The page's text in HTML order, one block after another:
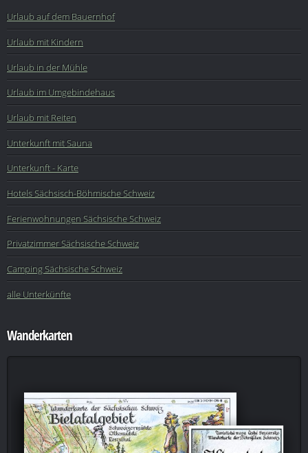
Urlaub auf dem Bauernhof
Urlaub mit Kindern
Urlaub in der Mühle
Urlaub im Umgebindehaus
Urlaub mit Reiten
Unterkunft mit Sauna
Unterkunft - Karte
Hotels Sächsisch-Böhmische Schweiz
Ferienwohnungen Sächsische Schweiz
Privatzimmer Sächsische Schweiz
Camping Sächsische Schweiz
alle Unterkünfte
Wanderkarten